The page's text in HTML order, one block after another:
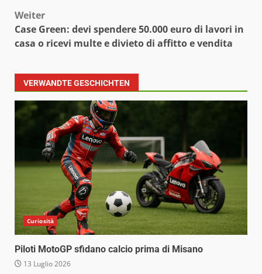
Weiter
Case Green: devi spendere 50.000 euro di lavori in
casa o ricevi multe e divieto di affitto e vendita
VERWANDTE GESCHICHTEN
Curiosità
Piloti MotoGP sfidano calcio prima di Misano
13 Luglio 2026